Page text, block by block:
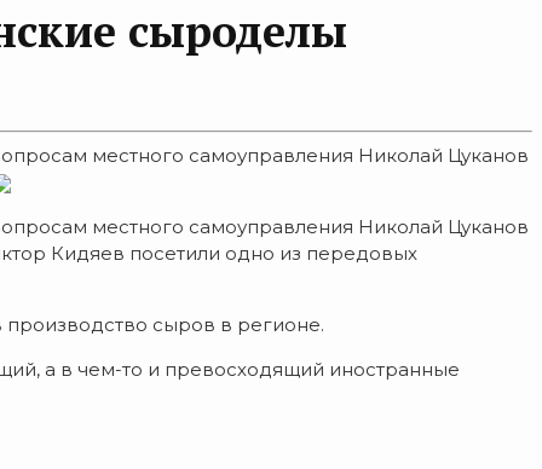
сыроделы
местного самоуправления Николай Цуканов
местного самоуправления Николай Цуканов
Кидяев посетили одно из передовых
производство сыров в регионе.
а в чем-то и превосходящий иностранные